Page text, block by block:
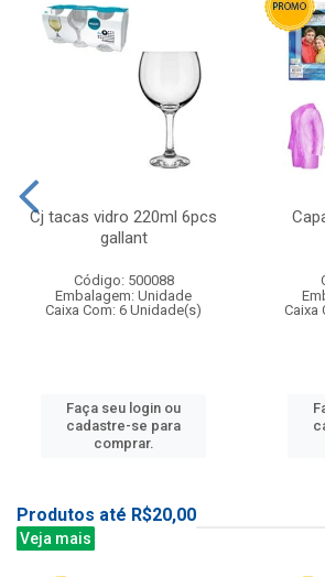
Cj tacas vidro 220ml 6pcs
gallant
Código: 500088
Embalagem: Unidade
Caixa Com: 6 Unidade(s)
Faça seu login ou
cadastre-se para
comprar.
Caixa
Produtos até R$20,00
Veja mais